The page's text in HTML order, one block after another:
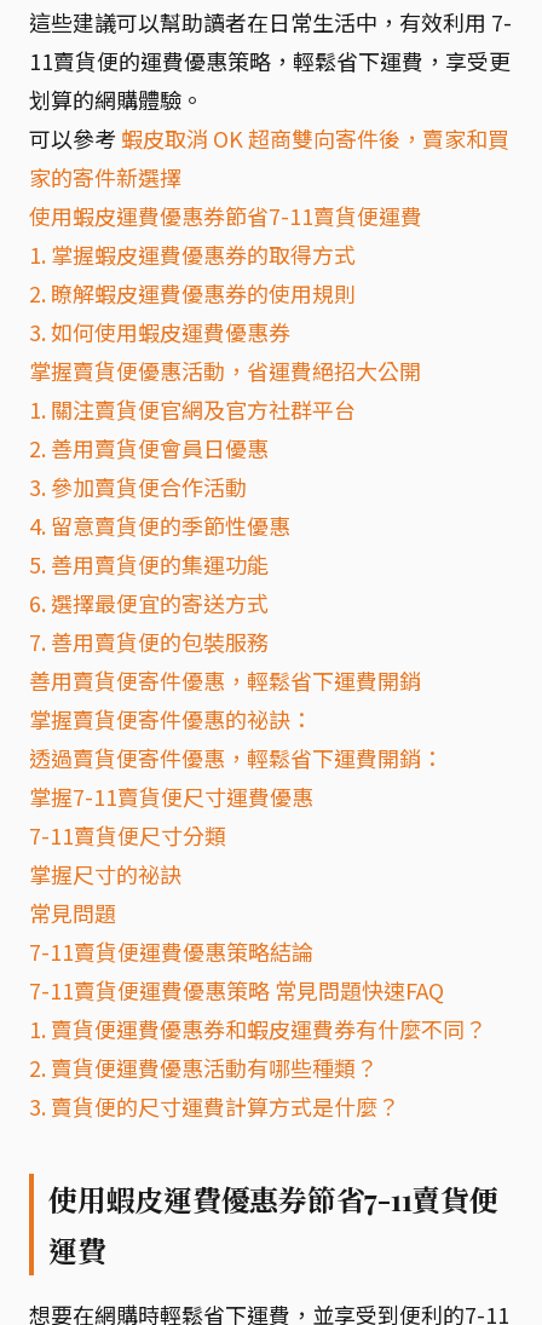
這些建議可以幫助讀者在日常生活中，有效利用 7-
11賣貨便的運費優惠策略，輕鬆省下運費，享受更
划算的網購體驗。
可以參考 蝦皮取消 OK 超商雙向寄件後，賣家和買
家的寄件新選擇
使用蝦皮運費優惠券節省7-11賣貨便運費
1. 掌握蝦皮運費優惠券的取得方式
2. 瞭解蝦皮運費優惠券的使用規則
3. 如何使用蝦皮運費優惠券
掌握賣貨便優惠活動，省運費絕招大公開
1. 關注賣貨便官網及官方社群平台
2. 善用賣貨便會員日優惠
3. 參加賣貨便合作活動
4. 留意賣貨便的季節性優惠
5. 善用賣貨便的集運功能
6. 選擇最便宜的寄送方式
7. 善用賣貨便的包裝服務
善用賣貨便寄件優惠，輕鬆省下運費開銷
掌握賣貨便寄件優惠的祕訣：
透過賣貨便寄件優惠，輕鬆省下運費開銷：
掌握7-11賣貨便尺寸運費優惠
7-11賣貨便尺寸分類
掌握尺寸的祕訣
常見問題
7-11賣貨便運費優惠策略結論
7-11賣貨便運費優惠策略 常見問題快速FAQ
1. 賣貨便運費優惠券和蝦皮運費券有什麼不同？
2. 賣貨便運費優惠活動有哪些種類？
3. 賣貨便的尺寸運費計算方式是什麼？
使用蝦皮運費優惠券節省7-11賣貨便
運費
想要在網購時輕鬆省下運費，並享受到便利的7-11